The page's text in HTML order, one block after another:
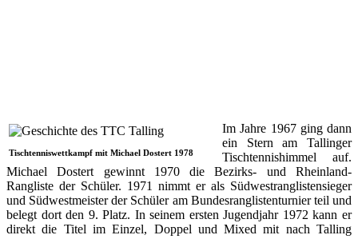
Tischtenniswettkampf mit Michael Dostert 1978
Im Jahre 1967 ging dann
ein Stern am Tallinger
Tischtennishimmel auf.
Michael Dostert gewinnt 1970 die Bezirks- und Rheinland-
Rangliste der Schüler. 1971 nimmt er als Südwestranglistensieger
und Südwestmeister der Schüler am Bundesranglistenturnier teil und
belegt dort den 9. Platz. In seinem ersten Jugendjahr 1972 kann er
direkt die Titel im Einzel, Doppel und Mixed mit nach Talling